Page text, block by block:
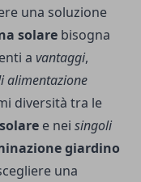
una soluzione
solare bisogna
a vantaggi,
alimentazione
diversità tra le
e nei singoli
giardino
una